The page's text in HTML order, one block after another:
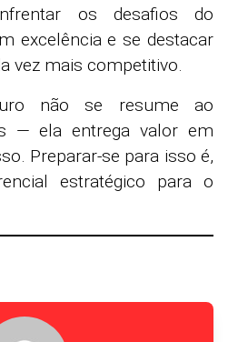
os desafios do
excelência e se destacar
vez mais competitivo.
não se resume ao
— ela entrega valor em
Preparar-se para isso é,
estratégico para o